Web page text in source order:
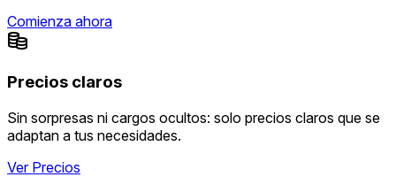
Comienza ahora
Precios claros
Sin sorpresas ni cargos ocultos: solo precios claros que se
adaptan a tus necesidades.
Ver Precios